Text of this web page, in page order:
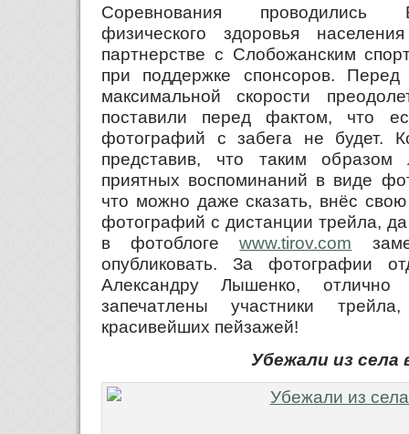
Соревнования проводились
физического здоровья
партнерстве с Слобожанским
при поддержке спонсоров.
максимальной скорости
поставили перед фактом, что
фотографий с забега не будет.
представив, что таким
приятных воспоминаний в виде
что можно даже сказать, внёс
фотографий с дистанции трейла,
в фотоблогеwww.tirov.com
опубликовать. За фотографии
Александру Лышенко,
запечатлены участники
красивейших пейзажей!
Убежали из села